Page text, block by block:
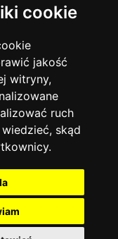
cookie
jakość
witryny,
ruch
skąd